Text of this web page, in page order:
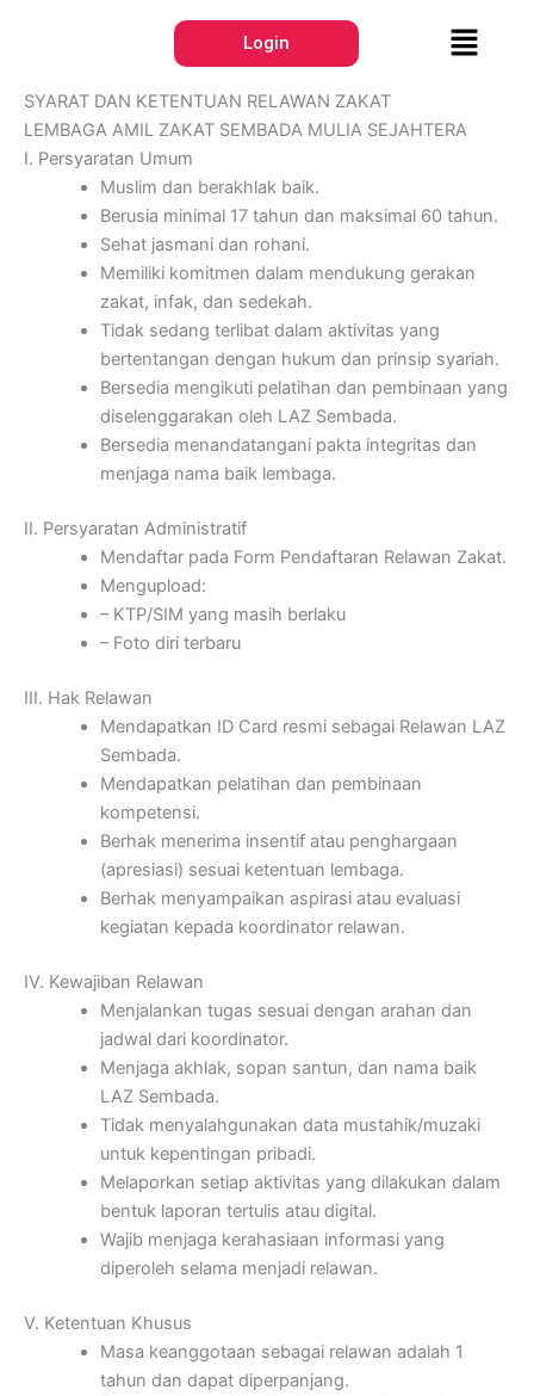
Login Menu
SYARAT DAN KETENTUAN RELAWAN ZAKAT
LEMBAGA AMIL ZAKAT SEMBADA MULIA SEJAHTERA
I. Persyaratan Umum
Muslim dan berakhlak baik.
Berusia minimal 17 tahun dan maksimal 60 tahun.
Sehat jasmani dan rohani.
Memiliki komitmen dalam mendukung gerakan
zakat, infak, dan sedekah.
Tidak sedang terlibat dalam aktivitas yang
bertentangan dengan hukum dan prinsip syariah.
Bersedia mengikuti pelatihan dan pembinaan yang
diselenggarakan oleh LAZ Sembada.
Bersedia menandatangani pakta integritas dan
menjaga nama baik lembaga.
II. Persyaratan Administratif
Mendaftar pada Form Pendaftaran Relawan Zakat.
Mengupload:
– KTP/SIM yang masih berlaku
– Foto diri terbaru
III. Hak Relawan
Mendapatkan ID Card resmi sebagai Relawan LAZ
Sembada.
Mendapatkan pelatihan dan pembinaan
kompetensi.
Berhak menerima insentif atau penghargaan
(apresiasi) sesuai ketentuan lembaga.
Berhak menyampaikan aspirasi atau evaluasi
kegiatan kepada koordinator relawan.
IV. Kewajiban Relawan
Menjalankan tugas sesuai dengan arahan dan
jadwal dari koordinator.
Menjaga akhlak, sopan santun, dan nama baik
LAZ Sembada.
Tidak menyalahgunakan data mustahik/muzaki
untuk kepentingan pribadi.
Melaporkan setiap aktivitas yang dilakukan dalam
bentuk laporan tertulis atau digital.
Wajib menjaga kerahasiaan informasi yang
diperoleh selama menjadi relawan.
V. Ketentuan Khusus
Masa keanggotaan sebagai relawan adalah 1
tahun dan dapat diperpanjang.